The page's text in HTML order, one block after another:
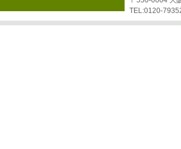
TEL:0120-